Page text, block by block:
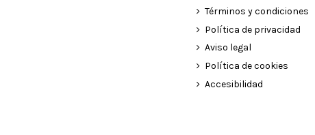
Términos y condiciones
Política de privacidad
Aviso legal
Política de cookies
Accesibilidad